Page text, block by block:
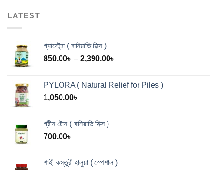
LATEST
গ্যাস্ট্রো ( বানিয়াতি মিক্স )
850.00৳ – 2,390.00৳
through
PYLORA ( Natural Relief for Piles )
1,050.00৳
গ্রীন টোন ( বানিয়াতি মিক্স )
700.00৳
শাহী কস্তুরী হালুয়া ( স্পেশাল )